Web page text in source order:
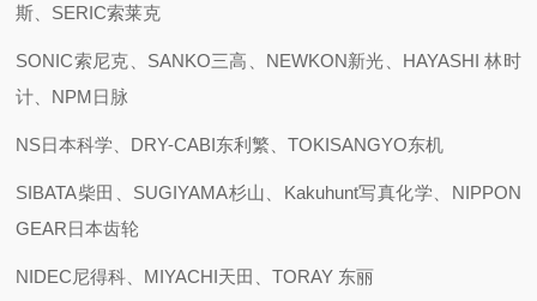
斯、SERIC索莱克
SONIC索尼克、SANKO三高、NEWKON新光、HAYASHI 林时
计、NPM日脉
NS日本科学、DRY-CABI东利繁、TOKISANGYO东机
SIBATA柴田、SUGIYAMA杉山、Kakuhunt写真化学、NIPPON
GEAR日本齿轮
NIDEC尼得科、MIYACHI天田、TORAY 东丽